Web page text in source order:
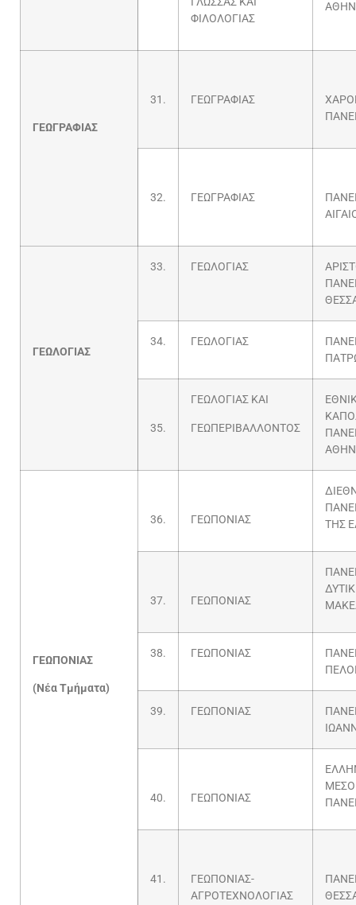
ΦΙΛΟΛΟΓΙΑΣ
ΓΕΩΓΡΑΦΙΑΣ
31. ΓΕΩΓΡΑΦΙΑΣ
32. ΓΕΩΓΡΑΦΙΑΣ
ΓΕΩΛΟΓΙΑΣ
33. ΓΕΩΛΟΓΙΑΣ
34. ΓΕΩΛΟΓΙΑΣ
35.
ΓΕΩΛΟΓΙΑΣ ΚΑΙ
ΓΕΩΠΕΡΙΒΑΛΛΟΝΤΟΣ
ΓΕΩΠΟΝΙΑΣ
(Νέα Τμήματα)
36. ΓΕΩΠΟΝΙΑΣ
ΤΗΣ
37. ΓΕΩΠΟΝΙΑΣ
38. ΓΕΩΠΟΝΙΑΣ
39. ΓΕΩΠΟΝΙΑΣ
40. ΓΕΩΠΟΝΙΑΣ
41.
ΓΕΩΠΟΝΙΑΣ-
ΑΓΡΟΤΕΧΝΟΛΟΓΙΑΣ